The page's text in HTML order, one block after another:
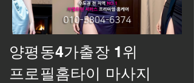
양평동4가출장 1위
프로필홈타이 마사지